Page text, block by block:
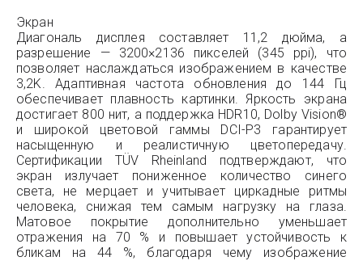
Экран
Диагональ дисплея составляет 11,2 дюйма, а
разрешение — 3200×2136 пикселей (345 ppi), что
позволяет наслаждаться изображением в качестве
3,2K. Адаптивная частота обновления до 144 Гц
обеспечивает плавность картинки. Яркость экрана
достигает 800 нит, а поддержка HDR10, Dolby Vision®
и широкой цветовой гаммы DCI-P3 гарантирует
насыщенную и реалистичную цветопередачу.
Сертификации TÜV Rheinland подтверждают, что
экран излучает пониженное количество синего
света, не мерцает и учитывает циркадные ритмы
человека, снижая тем самым нагрузку на глаза.
Матовое покрытие дополнительно уменьшает
отражения на 70 % и повышает устойчивость к
бликам на 44 %, благодаря чему изображение